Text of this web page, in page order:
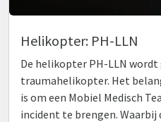
Helikopter: PH-LLN
De helikopter PH-LLN
traumahelikopter. Het
is om een Mobiel Medisch
incident te brengen.